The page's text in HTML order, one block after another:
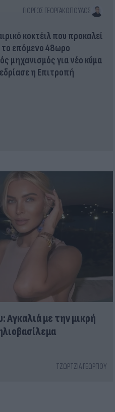
ΓΙΏΡΓΟΣ ΓΕΩΡΓΑΚΌΠΟΥΛΟΣ
κοκτέιλ που προκαλεί
το επόμενο 48ωρο
μηχανισμός για νέο κύμα
η Επιτροπή
Αγκαλιά με την μικρή
ΤΖΏΡΤΖΙΑ ΓΕΩΡΓΊΟΥ